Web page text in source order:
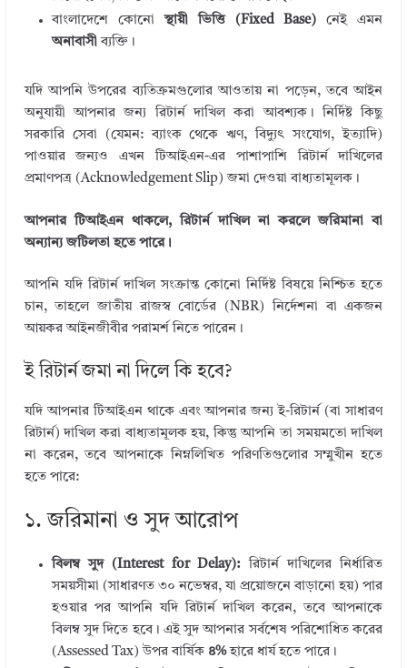
বাংলাদেশে কোনোস্থায়ী ভিত্তি (Fixed Base) নেই এমন
অনাবাসীব্যক্তি।
যদি আপনি উপরের ব্যতিক্রমগুলোর আওতায় না পড়েন, তবে আইন
অনুযায়ী আপনার জন্য রিটার্ন দাখিল করা আবশ্যক। নির্দিষ্ট কিছু
সরকারি সেবা (যেমন: ব্যাংক থেকে ঋণ, বিদ্যুৎ সংযোগ, ইত্যাদি)
পাওয়ার জন্যও এখন টিআইএন-এর পাশাপাশি রিটার্ন দাখিলের
প্রমাণপত্র (Acknowledgement Slip) জমা দেওয়া বাধ্যতামূলক।
আপনার টিআইএন থাকলে, রিটার্ন দাখিল না করলে জরিমানা বা
অন্যান্য জটিলতা হতে পারে।
আপনি যদি রিটার্ন দাখিল সংক্রান্ত কোনো নির্দিষ্ট বিষয়ে নিশ্চিত হতে
চান, তাহলে জাতীয় রাজস্ব বোর্ডের (NBR) নির্দেশনা বা একজন
আয়কর আইনজীবীর পরামর্শ নিতে পারেন।
ই রিটার্ন জমা না দিলে কি হবে?
যদি আপনার টিআইএন থাকে এবং আপনার জন্য ই-রিটার্ন (বা সাধারণ
রিটার্ন) দাখিল করা বাধ্যতামূলক হয়, কিন্তু আপনি তা সময়মতো দাখিল
না করেন, তবে আপনাকে নিম্নলিখিত পরিণতিগুলোর সম্মুখীন হতে
হতে পারে:
১. জরিমানা ও সুদ আরোপ
বিলম্ব সুদ (Interest for Delay):রিটার্ন দাখিলের নির্ধারিত
সময়সীমা (সাধারণত ৩০ নভেম্বর, যা প্রয়োজনে বাড়ানো হয়) পার
হওয়ার পর আপনি যদি রিটার্ন দাখিল করেন, তবে আপনাকে
বিলম্ব সুদ দিতে হবে। এই সুদ আপনার সর্বশেষ পরিশোধিত করের
(Assessed Tax) উপর বার্ষিক ৪%হারে ধার্য হতে পারে।